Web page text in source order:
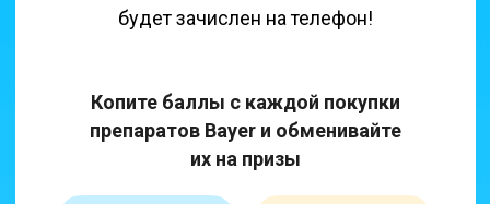
будет зачислен на телефон!
Копите баллы с каждой покупки
препаратов Bayer и обменивайте
их на призы